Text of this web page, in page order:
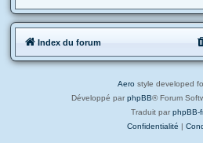
Index du forum
Aero style developed
Développé par phpBB® Forum
Traduit par phpBB-
Confidentialité |